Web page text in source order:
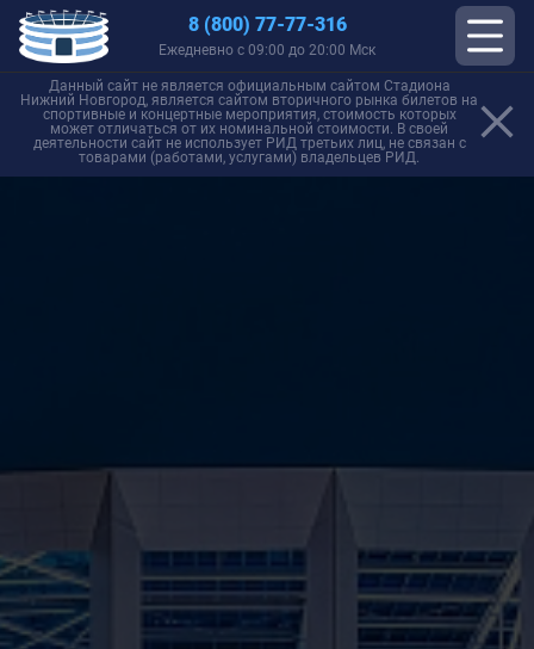
8 (800) 77-77-316
Ежедневно с 09:00 до 20:00 Мск
Данный сайт не является официальным сайтом Стадиона
Нижний Новгород, является сайтом вторичного рынка билетов на
спортивные и концертные мероприятия, стоимость которых
может отличаться от их номинальной стоимости. В своей
деятельности сайт не использует РИД третьих лиц, не связан с
товарами (работами, услугами) владельцев РИД.